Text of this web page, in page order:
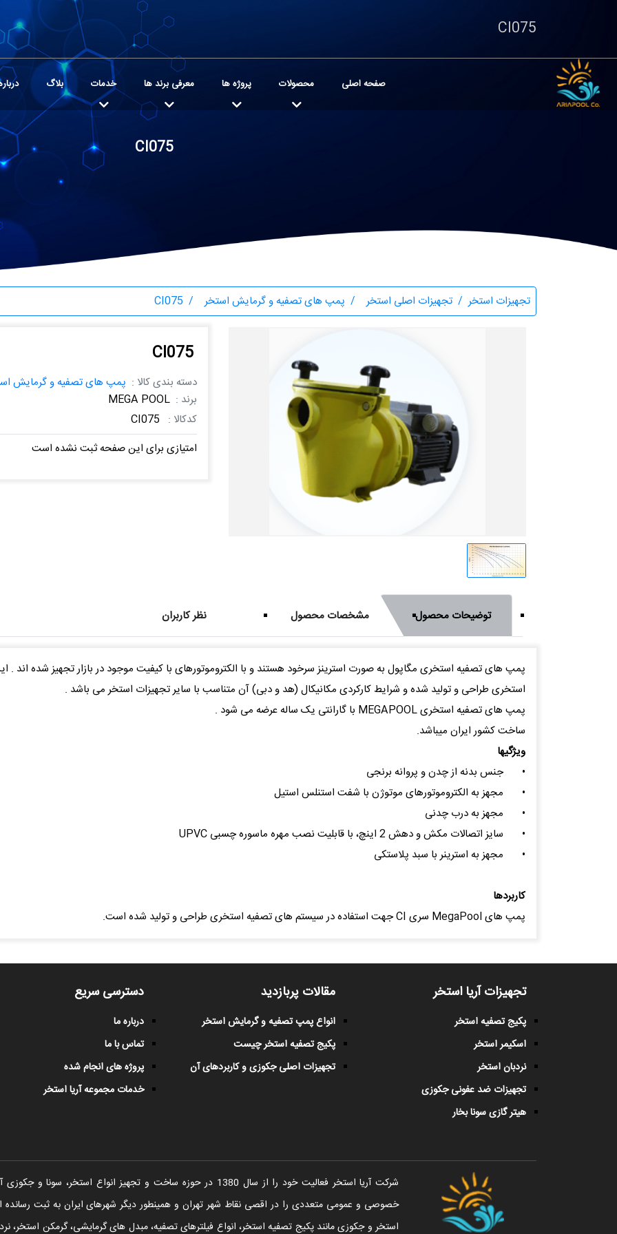
CI075
صفحه اصلی محصولات پروژه ها معرفی برند ها خدمات بلاگ
CI075
تجهیزات استخر تجهیزات اصلی استخر پمپ های تصفیه و گرمایش استخر CI075
CI075
دسته بندی کالا : پمپ های تصفیه و گرمایش
برند : MEGA POOL
کدکالا : CI075
امتیازی برای این صفحه ثبت نشده است
توضیحات محصول مشخصات محصول نظر کاربران
پمپ های تصفیه استخری مگاپول به صورت استرینز سرخود هستند و با الکتروموتورهای با کیفیت موجود در بازار تجهیز شده
استخری طراحی و تولید شده و شرایط کارکردی مکانیکال (هد و دبی) آن متناسب با سایر تجهیزات استخر می باشد .
پمپ های تصفیه استخری MEGAPOOL با گارانتی یک ساله عرضه می شود .
ساخت کشور ایران میباشد.
ویژگیها
•
جنس بدنه از چدن و پروانه برنجی
•
مجهز به الکتروموتورهای موتوژن با شفت استنلس استیل
•
مجهز به درب چدنی
•
سایز اتصالات مکش و دهش 2 اینچ، با قابلیت نصب مهره ماسوره چسبی UPVC
•
مجهز به استرینر با سبد پلاستکی
کاربردها
پمپ های MegaPool سری CI جهت استفاده در سیستم های تصفیه استخری طراحی و تولید شده است.
تجهیزات آریا استخر
پکیج تصفیه استخر
اسکیمر استخر
نردبان استخر
تجهیزات ضد عفونی جکوزی
هیتر گازی سونا بخار
مقالات پربازدید
انواع پمپ تصفیه و گرمایش استخر
پکیج تصفیه استخر چیست
تجهیزات اصلی جکوزی و کاربردهای آن
دسترسی سریع
درباره ما
تماس با ما
پروژه های انجام شده
خدمات مجموعه آریا استخر
شرکت آریا استخر فعالیت خود را از سال 1380 در حوزه ساخت و تجهیز
خصوصی و عمومی متعددی را در اقصی نقاط شهر تهران و همینطور دیگر شهرهای ایران به ثبت
استخر و جکوزی مانند پکیج تصفیه استخر، انواع فیلترهای تصفیه، مبدل های گرمایشی، گرمکن استخر،